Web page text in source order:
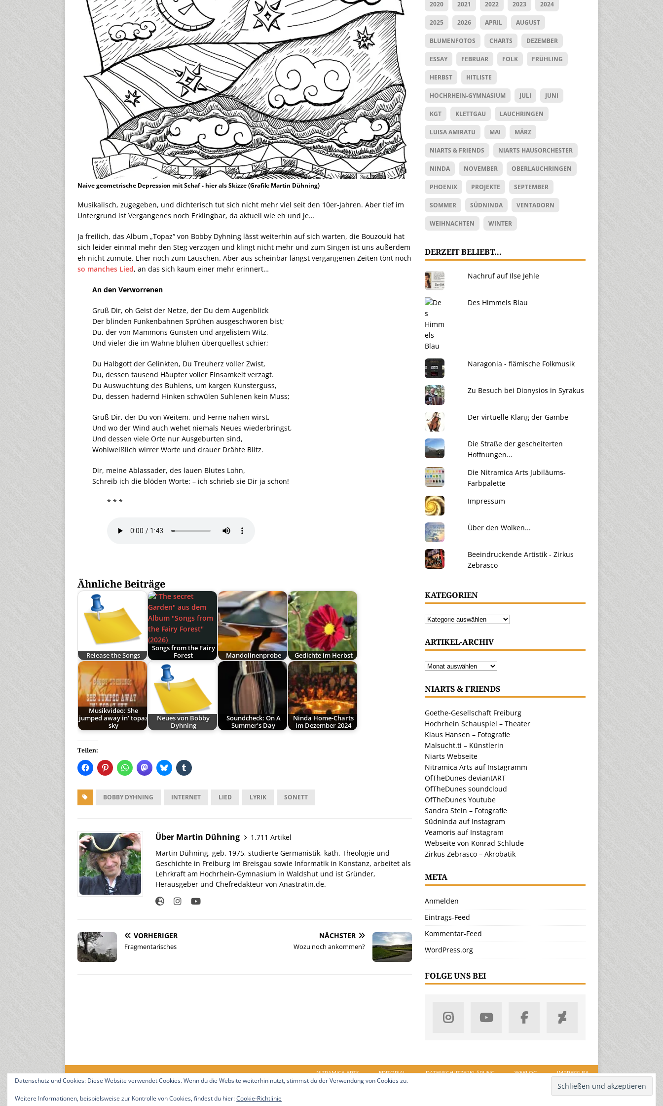
Naive geometrische Depression mit Schaf - hier als Skizze (Grafik: Martin Dühning)
Musikalisch, zugegeben, und dichterisch tut sich nicht mehr viel seit den 10er-Jahren. Aber tief im
Untergrund ist Vergangenes noch Erklingbar, da aktuell wie eh und je…
Ja freilich, das Album „Topaz“ von Bobby Dyhning lässt weiterhin auf sich warten, die Bouzouki hat
sich leider einmal mehr den Steg verzogen und klingt nicht mehr und zum Singen ist uns außerdem
eh nicht zumute. Eher noch zum Lauschen. Aber aus scheinbar längst vergangenen Zeiten tönt noch
so manches Lied, an das sich kaum einer mehr erinnert…
An den Verworrenen
Gruß Dir, oh Geist der Netze, der Du dem Augenblick
Der blinden Funkenbahnen Sprühen ausgeschworen bist;
Du, der von Mammons Gunsten und argelistem Witz,
Und vieler die im Wahne blühen überquellest schier;
Du Halbgott der Gelinkten, Du Treuherz voller Zwist,
Du, dessen tausend Häupter voller Einsamkeit verzagt.
Du Auswuchtung des Buhlens, um kargen Kunsterguss,
Du, dessen hadernd Hinken schwülen Suhlenen kein Muss;
Gruß Dir, der Du von Weitem, und Ferne nahen wirst,
Und wo der Wind auch wehet niemals Neues wiederbringst,
Und dessen viele Orte nur Ausgeburten sind,
Wohlweißlich wirrer Worte und drauer Drähte Blitz.
Dir, meine Ablassader, des lauen Blutes Lohn,
Schreib ich die blöden Worte: – ich schrieb sie Dir ja schon!
* * *
Ähnliche Beiträge
Release the Songs
Songs from the Fairy
Forest
Mandolinenprobe Gedichte im Herbst
Musikvideo: She
jumped away in‘ topaz
sky
Neues von Bobby
Dyhning
Soundcheck: On A
Summer's Day
Ninda Home-Charts
im Dezember 2024
Teilen:
BOBBY DYHNING INTERNET LIED LYRIK SONETT
Über Martin Dühning
1.711 Artikel
Martin Dühning, geb. 1975, studierte Germanistik, kath. Theologie und
Geschichte in Freiburg im Breisgau sowie Informatik in Konstanz, arbeitet als
Lehrkraft am Hochrhein-Gymnasium in Waldshut und ist Gründer,
Herausgeber und Chefredakteur von Anastratin.de.
VORHERIGER
Fragmentarisches
NÄCHSTER
Wozu noch ankommen?
2020 2021 2022 2023 2024
2025 2026 APRIL AUGUST
BLUMENFOTOS CHARTS DEZEMBER
ESSAY FEBRUAR FOLK FRÜHLING
HERBST HITLISTE
HOCHRHEIN-GYMNASIUM JULI JUNI
KGT KLETTGAU LAUCHRINGEN
LUISA AMIRATU MAI MÄRZ
NIARTS & FRIENDS NIARTS HAUSORCHESTER
NINDA NOVEMBER OBERLAUCHRINGEN
PHOENIX PROJEKTE SEPTEMBER
SOMMER SÜDNINDA VENTADORN
WEIHNACHTEN WINTER
DERZEIT BELIEBT…
Nachruf auf Ilse Jehle
Des Himmels Blau
Naragonia - flämische Folkmusik
Zu Besuch bei Dionysios in Syrakus
Der virtuelle Klang der Gambe
Die Straße der gescheiterten
Hoffnungen...
Die Nitramica Arts Jubiläums-
Farbpalette
Impressum
Über den Wolken...
Beeindruckende Artistik - Zirkus
Zebrasco
KATEGORIEN
ARTIKEL-ARCHIV
NIARTS & FRIENDS
Goethe-Gesellschaft Freiburg
Hochrhein Schauspiel – Theater
Klaus Hansen – Fotografie
Malsucht.ti – Künstlerin
Niarts Webseite
Nitramica Arts auf Instagramm
OfTheDunes deviantART
OfTheDunes soundcloud
OfTheDunes Youtube
Sandra Stein – Fotografie
Südninda auf Instagram
Veamoris auf Instagram
Webseite von Konrad Schlude
Zirkus Zebrasco – Akrobatik
META
Anmelden
Eintrags-Feed
Kommentar-Feed
WordPress.org
FOLGE UNS BEI
NITRAMICA ARTS EDITORIAL DATENSCHUTZERKLÄRUNG WEBLOG IMPRESSUM
Datenschutz und Cookies: Diese Website verwendet Cookies. Wenn du die Website weiterhin nutzt, stimmst du der Verwendung von Cookies zu.
Weitere Informationen, beispielsweise zur Kontrolle von Cookies, findest du hier:Cookie-Richtlinie